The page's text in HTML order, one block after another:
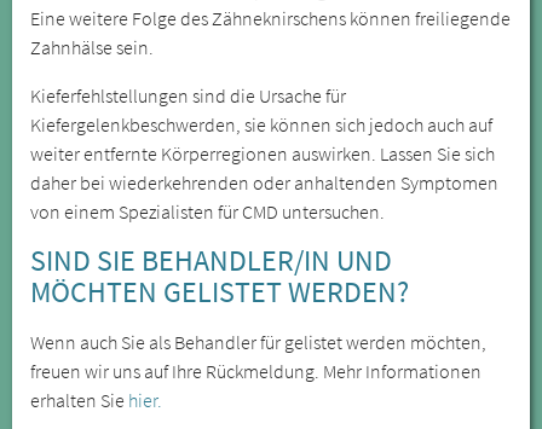
Eine weitere Folge des Zähneknirschens können freiliegende
Zahnhälse sein.
Kieferfehlstellungen sind die Ursache für
Kiefergelenkbeschwerden, sie können sich jedoch auch auf
weiter entfernte Körperregionen auswirken. Lassen Sie sich
daher bei wiederkehrenden oder anhaltenden Symptomen
von einem Spezialisten für CMD untersuchen.
SIND SIE BEHANDLER/IN UND
MÖCHTEN GELISTET WERDEN?
Wenn auch Sie als Behandler für gelistet werden möchten,
freuen wir uns auf Ihre Rückmeldung. Mehr Informationen
erhalten Sie hier.